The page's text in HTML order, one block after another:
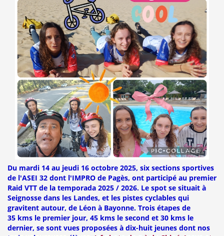
Du mardi 14 au jeudi 16 octobre 2025, six sections sportives
de l'ASEI 32 dont l'IMPRO de Pagès, ont participé au premier
Raid VTT de la temporada 2025 / 2026. Le spot se situait à
Seignosse dans les Landes, et les pistes cyclables qui
gravitent autour, de Léon à Bayonne. Trois étapes de
35 kms le premier jour, 45 kms le second et 30 kms le
dernier, se sont vues proposées à dix-huit jeunes dont nos